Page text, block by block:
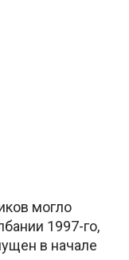
могло
1997-го,
в начале